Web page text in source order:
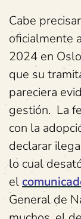
Cabe
oficialmente
2024 en
que su
pareciera
gestión. La
con la
declarar
lo cual
el
General de